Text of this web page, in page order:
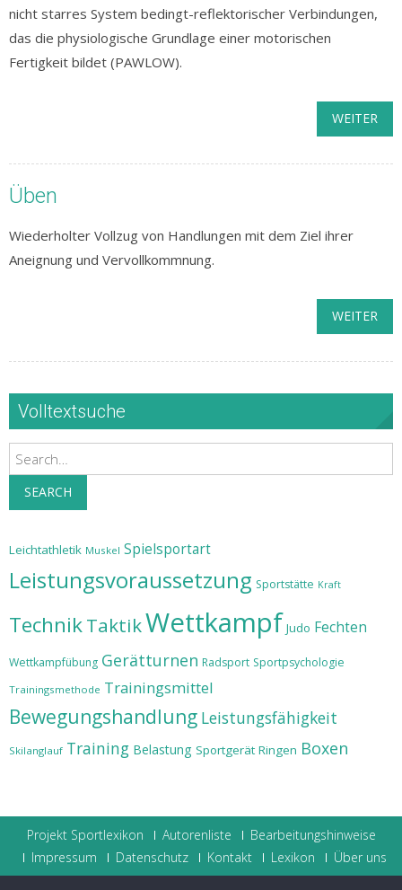
nicht starres System bedingt-reflektorischer Verbindungen,
das die physiologische Grundlage einer motorischen
Fertigkeit bildet (PAWLOW).
WEITER
Üben
Wiederholter Vollzug von Handlungen mit dem Ziel ihrer
Aneignung und Vervollkommnung.
WEITER
Volltextsuche
Search
SEARCH
Leichtathletik Muskel Spielsportart
Leistungsvoraussetzung Sportstätte Kraft
TechnikTaktikWettkampf Judo Fechten
Wettkampfübung Gerätturnen Radsport Sportpsychologie
Trainingsmethode Trainingsmittel
Bewegungshandlung Leistungsfähigkeit
Skilanglauf Training Belastung Sportgerät Ringen Boxen
Projekt Sportlexikon Autorenliste
Bearbeitungshinweise
Impressum
Datenschutz Kontakt Lexikon Über uns